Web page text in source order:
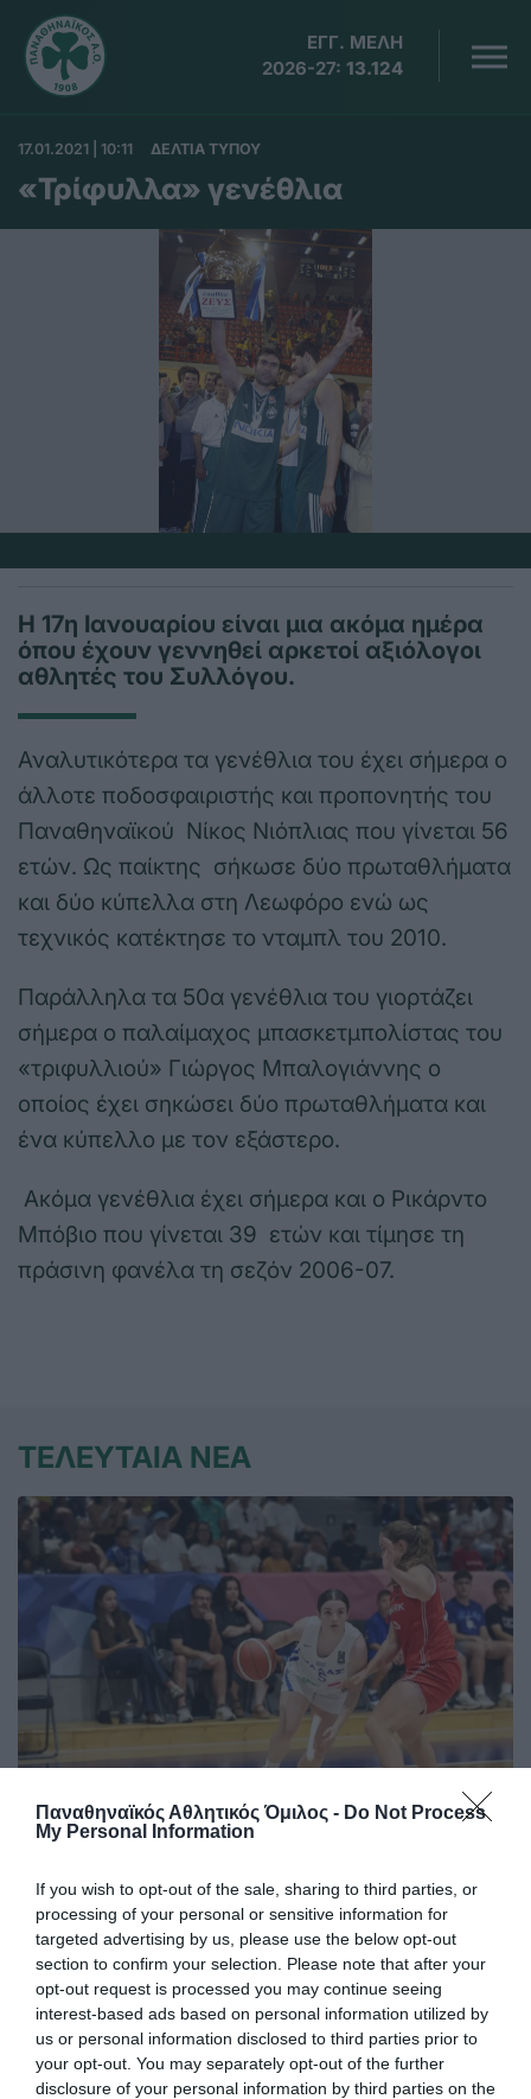
Παναθηναϊκός Αθλητικός Όμιλος - Do Not Process
My Personal Information
If you wish to opt-out of the sale, sharing to third parties, or
processing of your personal or sensitive information for
targeted advertising by us, please use the below opt-out
section to confirm your selection. Please note that after your
opt-out request is processed you may continue seeing
interest-based ads based on personal information utilized by
us or personal information disclosed to third parties prior to
your opt-out. You may separately opt-out of the further
disclosure of your personal information by third parties on the
ΕΓΓ. ΜΕΛΗ
2026-27: 13.124
17.01.2021 | 10:11 ΔΕΛΤΙΑ ΤΥΠΟΥ
«Τρίφυλλα» γενέθλια
Η 17η Ιανουαρίου είναι μια ακόμα ημέρα
όπου έχουν γεννηθεί αρκετοί αξιόλογοι
αθλητές του Συλλόγου.
Αναλυτικότερα τα γενέθλια του έχει σήμερα ο
άλλοτε ποδοσφαιριστής και προπονητής του
Παναθηναϊκού Νίκος Νιόπλιας που γίνεται 56
ετών. Ως παίκτης σήκωσε δύο πρωταθλήματα
και δύο κύπελλα στη Λεωφόρο ενώ ως
τεχνικός κατέκτησε το νταμπλ του 2010.
Παράλληλα τα 50α γενέθλια του γιορτάζει
σήμερα ο παλαίμαχος μπασκετμπολίστας του
«τριφυλλιού» Γιώργος Μπαλογιάννης ο
οποίος έχει σηκώσει δύο πρωταθλήματα και
ένα κύπελλο με τον εξάστερο.
Ακόμα γενέθλια έχει σήμερα και ο Ρικάρντο
Μπόβιο που γίνεται 39 ετών και τίμησε τη
πράσινη φανέλα τη σεζόν 2006-07.
ΤΕΛΕΥΤΑΙΑ ΝΕΑ
Δύο στα δύο με «πράσινη»
Η Εθνική ομάδα μπάσκετ Κορασίδων έκανε το δύο στα δύο
στο EuroBasket Β' κατηγορίας έχοντας τη Μαριάνθη
Τουλούπη με διψήφιο αριθμό πόντων.
08.08.2026 ΑΚΑΔΗΜΙΑ ΚΑΛΑΘΟΣΦΑΙΡΙΣΗΣ